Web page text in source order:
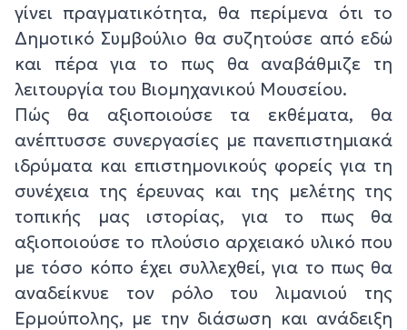
γίνει πραγματικότητα, θα περίμενα ότι το
Δημοτικό Συμβούλιο θα συζητούσε από εδώ
και πέρα για το πως θα αναβάθμιζε τη
λειτουργία του Βιομηχανικού Μουσείου.
Πώς θα αξιοποιούσε τα εκθέματα, θα
ανέπτυσσε συνεργασίες με πανεπιστημιακά
ιδρύματα και επιστημονικούς φορείς για τη
συνέχεια της έρευνας και της μελέτης της
τοπικής μας ιστορίας, για το πως θα
αξιοποιούσε το πλούσιο αρχειακό υλικό που
με τόσο κόπο έχει συλλεχθεί, για το πως θα
αναδείκνυε τον ρόλο του λιμανιού της
Ερμούπολης, με την διάσωση και ανάδειξη